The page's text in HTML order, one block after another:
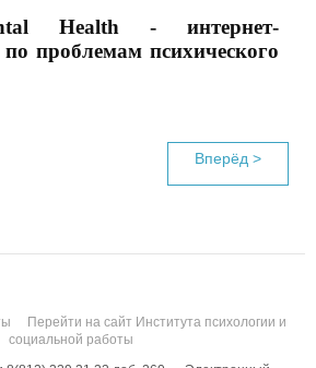
Health - интернет-
проблемам психического
Вперёд >
Перейти на сайт Института психологии и
социальной работы